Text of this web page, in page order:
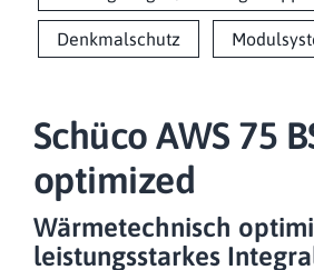
Denkmalschutz
Schüco AWS 75
optimized
Wärmetechnisch
leistungsstarkes